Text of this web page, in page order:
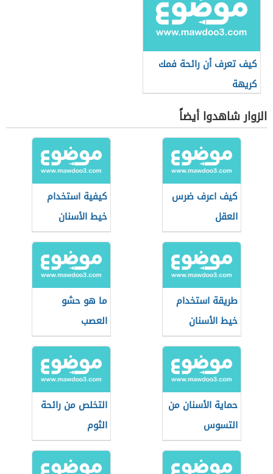
كيف تعرف أن رائحة فمك
كريهة
الزوار شاهدوا أيضاً
كيف اعرف ضرس
العقل
كيفية استخدام
خيط الأسنان
طريقة استخدام
خيط الأسنان
ما هو حشو
العصب
حماية الأسنان من
التسوس
التخلص من رائحة
الثوم